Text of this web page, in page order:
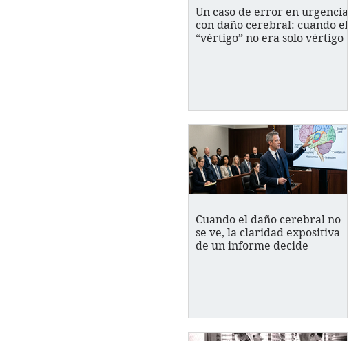
Un caso de error en urgencias
con daño cerebral: cuando el
“vértigo” no era solo vértigo
Cuando el daño cerebral no
se ve, la claridad expositiva
de un informe decide